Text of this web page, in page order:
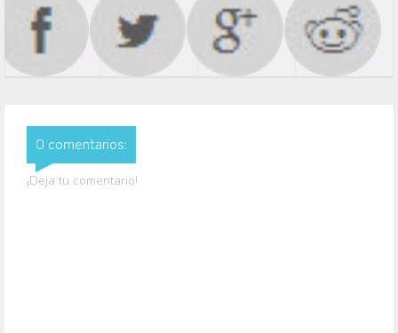
0 comentarios:
¡Deja tu comentario!